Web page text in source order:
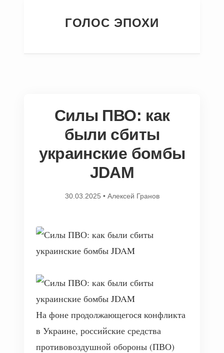
ГОЛОС ЭПОХИ
Силы ПВО: как
были сбиты
украинские бомбы
JDAM
30.03.2025 • Алексей Гранов
На фоне продолжающегося конфликта
в Украине, российские средства
противовоздушной обороны (ПВО)